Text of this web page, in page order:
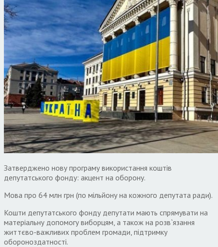
Затверджено нову програму використання коштів
депутатського фонду: акцент на оборону.
Мова про 64 млн грн (по мільйону на кожного депутата ради).
Кошти депутатського фонду депутати мають спрямувати на
матеріальну допомогу виборцям, а також на розв`язання
життєво-важливих проблем громади, підтримку
обороноздатності.